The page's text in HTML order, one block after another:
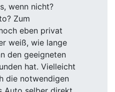
wenn nicht?
Zum
eben privat
weiß, wie lange
den geeigneten
hat. Vielleicht
die notwendigen